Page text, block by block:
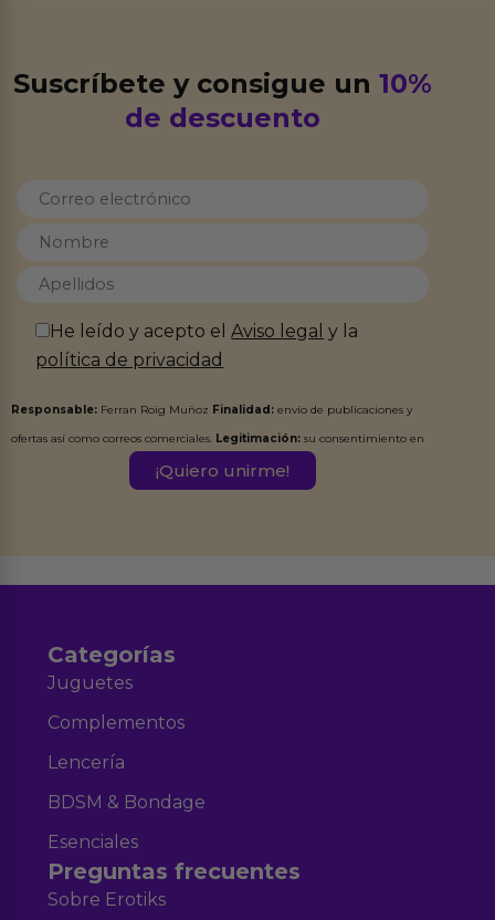
Suscríbete y consigue un10%
de descuento
He leído y acepto elAviso legal y la
política de privacidad
Responsable: Ferran Roig Muñoz Finalidad: envío de publicaciones y
ofertas así como correos comerciales. Legitimación: su consentimiento en
Destinatarios:Ferran Roig Muñoz. Podrás ejercer tus
Categorías
Juguetes
Complementos
Lencería
BDSM & Bondage
Esenciales
Preguntas frecuentes
Sobre Erotiks